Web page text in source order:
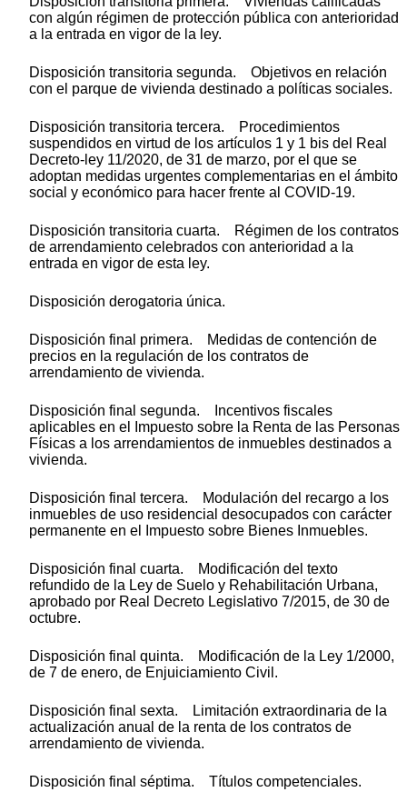
con algún régimen de protección pública con anterioridad
a la entrada en vigor de la ley.
Disposición transitoria segunda. Objetivos en relación
con el parque de vivienda destinado a políticas sociales.
Disposición transitoria tercera. Procedimientos
suspendidos en virtud de los artículos 1 y 1 bis del Real
Decreto-ley 11/2020, de 31 de marzo, por el que se
adoptan medidas urgentes complementarias en el ámbito
social y económico para hacer frente al COVID-19.
Disposición transitoria cuarta. Régimen de los contratos
de arrendamiento celebrados con anterioridad a la
entrada en vigor de esta ley.
Disposición derogatoria única.
Disposición final primera. Medidas de contención de
precios en la regulación de los contratos de
arrendamiento de vivienda.
Disposición final segunda. Incentivos fiscales
aplicables en el Impuesto sobre la Renta de las Personas
Físicas a los arrendamientos de inmuebles destinados a
vivienda.
Disposición final tercera. Modulación del recargo a los
inmuebles de uso residencial desocupados con carácter
permanente en el Impuesto sobre Bienes Inmuebles.
Disposición final cuarta. Modificación del texto
refundido de la Ley de Suelo y Rehabilitación Urbana,
aprobado por Real Decreto Legislativo 7/2015, de 30 de
octubre.
Disposición final quinta. Modificación de la Ley 1/2000,
de 7 de enero, de Enjuiciamiento Civil.
Disposición final sexta. Limitación extraordinaria de la
actualización anual de la renta de los contratos de
arrendamiento de vivienda.
Disposición final séptima. Títulos competenciales.